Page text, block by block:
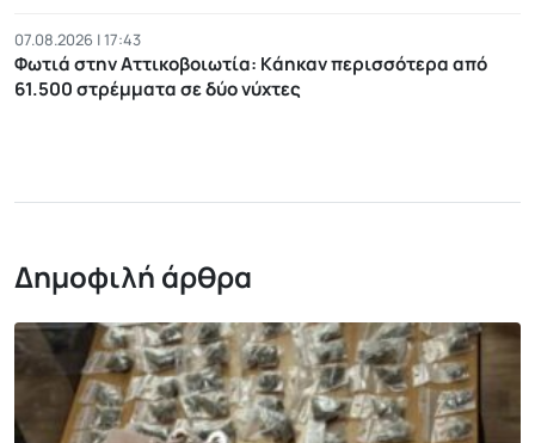
07.08.2026 | 17:43
Φωτιά στην Αττικοβοιωτία: Kάηκαν περισσότερα από
61.500 στρέμματα σε δύο νύχτες
Δημοφιλή άρθρα